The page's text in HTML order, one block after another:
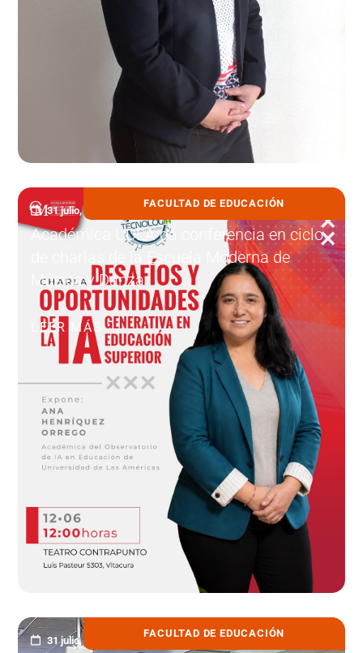
FACULTAD DE EDUCACIÓN
31 julio, 2026
Académica UDLA da conferencia en ciclo
de charlas de la Escuela Moderna de
Música y Danza
LEER MÁS
FACULTAD DE EDUCACIÓN
31 julio, 2026